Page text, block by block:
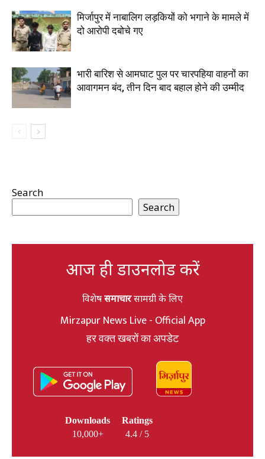
मिर्जापुर में नाबालिग लड़कियों को भगाने के मामले में
दो आरोपी दबोचे गए
भारी बारिश से आमघाट पुल पर चारपहिया वाहनों का
आवागमन बंद, तीन दिन बाद बहाल होने की उम्मीद
Search
Search
आज ही डाउनलोड करें
विशेषसमाचारसामग्री के लिए
Mirzapur News Live - Official App
हर वक्त खबरों का अपडेट
Downloads
10,000+
Ratings
4.4 / 5